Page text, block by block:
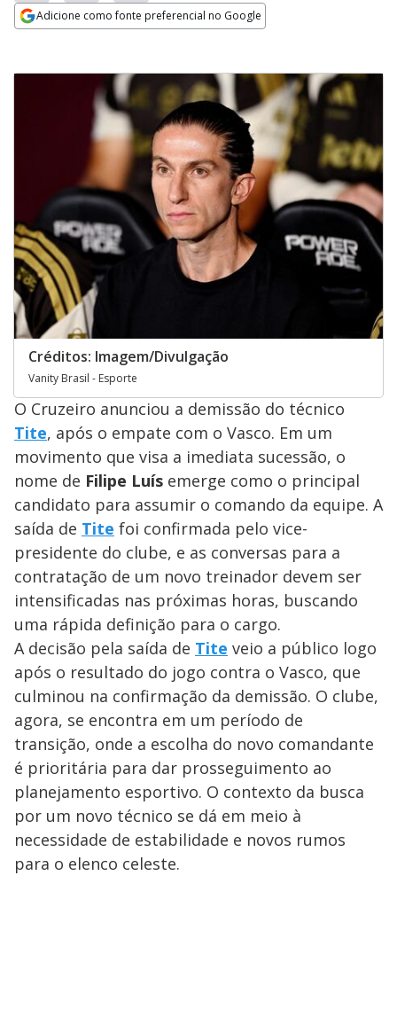
Adicione como fonte preferencial no Google
Créditos: Imagem/Divulgação
Vanity Brasil - Esporte
O Cruzeiro anunciou a demissão do técnico
Tite, após o empate com o Vasco. Em um
movimento que visa a imediata sucessão, o
nome de Filipe Luís emerge como o principal
candidato para assumir o comando da equipe. A
saída de Tite foi confirmada pelo vice-
presidente do clube, e as conversas para a
contratação de um novo treinador devem ser
intensificadas nas próximas horas, buscando
uma rápida definição para o cargo.
A decisão pela saída de Tite veio a público logo
após o resultado do jogo contra o Vasco, que
culminou na confirmação da demissão. O clube,
agora, se encontra em um período de
transição, onde a escolha do novo comandante
é prioritária para dar prosseguimento ao
planejamento esportivo. O contexto da busca
por um novo técnico se dá em meio à
necessidade de estabilidade e novos rumos
para o elenco celeste.